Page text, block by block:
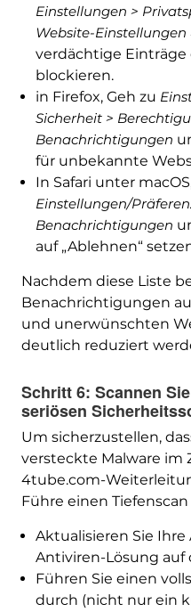
Einstellungen >
Website-
verdächtige
blockieren.
in Firefox, Geh zu
Sicherheit >
Benachrichtigungen
für unbekannte
In Safari unter
Einstellungen/
Benachrichtigungen
auf „Ablehnen“
Nachdem diese Liste
Benachrichtigungen
und unerwünschten
deutlich reduziert
Schritt 6: Scannen
seriösen
Um sicherzustellen,
versteckte Malware im
4tube.com-
Führe einen
Aktualisieren Sie
Antiviren-Lösung auf
Führen Sie einen
durch (nicht nur ein